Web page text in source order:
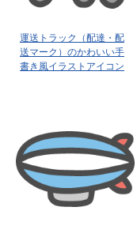
運送トラック（配達・配
送マーク）のかわいい手
書き風イラストアイコン